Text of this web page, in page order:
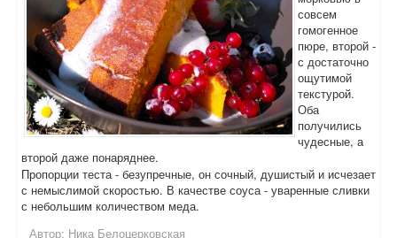
совсем
гомогенное
пюре, второй -
с достаточно
ощутимой
текстурой.
Оба
получились
чудесные, а
второй даже понаряднее.
Пропорции теста - безупречные, он сочный, душистый и исчезает
с немыслимой скоростью. В качестве соуса - уваренные сливки
с небольшим количеством меда.
Автор: Ника Белоцерковская